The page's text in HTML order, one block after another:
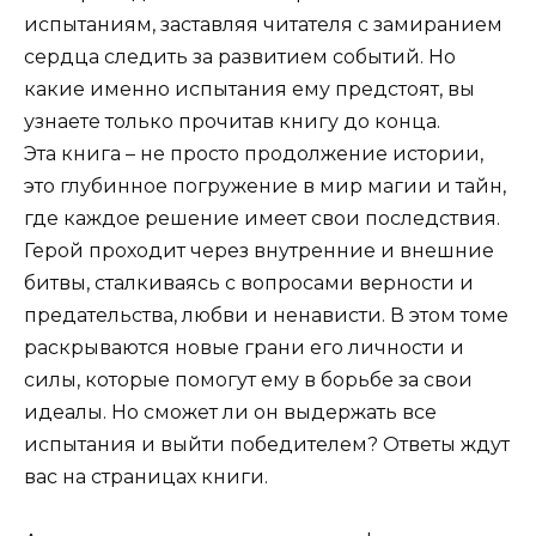
испытаниям, заставляя читателя с замиранием
сердца следить за развитием событий. Но
какие именно испытания ему предстоят, вы
узнаете только прочитав книгу до конца.
Эта книга – не просто продолжение истории,
это глубинное погружение в мир магии и тайн,
где каждое решение имеет свои последствия.
Герой проходит через внутренние и внешние
битвы, сталкиваясь с вопросами верности и
предательства, любви и ненависти. В этом томе
раскрываются новые грани его личности и
силы, которые помогут ему в борьбе за свои
идеалы. Но сможет ли он выдержать все
испытания и выйти победителем? Ответы ждут
вас на страницах книги.